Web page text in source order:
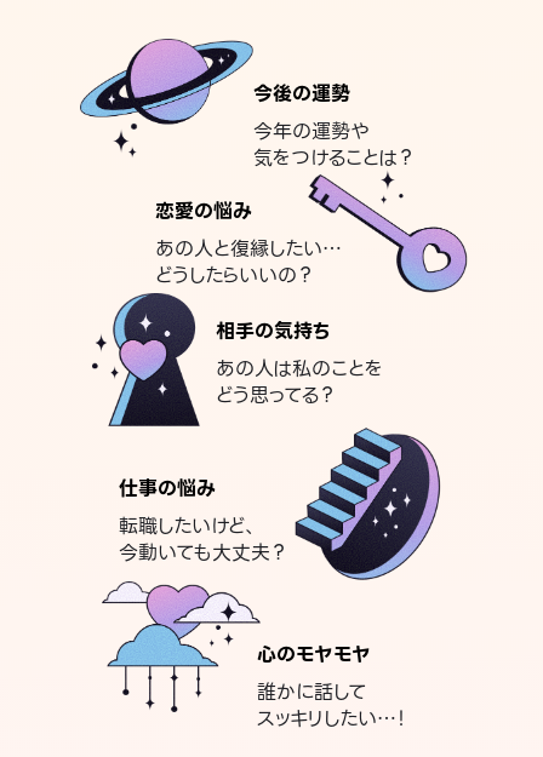
今後の運勢
今年の運勢や
気をつけることは？
恋愛の悩み
あの人と復縁したい…
どうしたらいいの？
相手の気持ち
あの人は私のことを
どう思ってる？
仕事の悩み
転職したいけど、
今動いても大丈夫？
心のモヤモヤ
誰かに話して
スッキリしたい…！